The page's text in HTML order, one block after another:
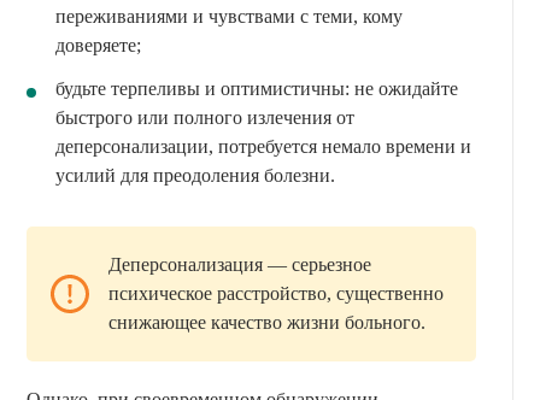
переживаниями и чувствами с теми, кому
доверяете;
будьте терпеливы и оптимистичны: не ожидайте
быстрого или полного излечения от
деперсонализации, потребуется немало времени и
усилий для преодоления болезни.
Деперсонализация — серьезное
психическое расстройство, существенно
снижающее качество жизни больного.